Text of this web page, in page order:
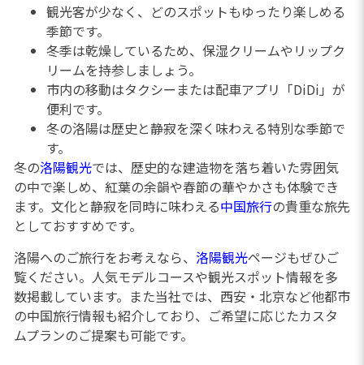
観光客が少なく、どのスポットもゆったり楽しめる
季節です。
冬季は乾燥しているため、保湿クリームやリップク
リームを持参しましょう。
市内の移動はタクシーまたは配車アプリ「DiDi」が
便利です。
冬の洛陽は歴史と静寂を深く味わえる特別な季節で
す。
冬の洛陽観光では、歴史的な建造物を落ち着いた雰囲気
の中で楽しめ、紅葉の余韻や春節の華やかさも体験でき
ます。文化と静寂を同時に味わえる中国旅行の貴重な旅先
としておすすめです。
洛陽へのご旅行をお考えなら、 洛陽観光ページもぜひご
覧ください。人気モデルコースや観光スポット情報を多
数掲載しています。また当社では、西安・北京など他都市
の中国旅行情報も紹介しており、ご希望に応じたカスタ
ムプランのご提案も可能です。